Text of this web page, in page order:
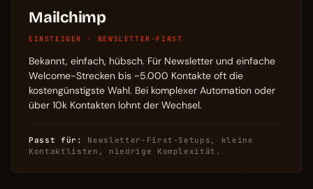
Mailchimp
EINSTEIGER · NEWSLETTER-FIRST
Bekannt, einfach, hübsch. Für Newsletter und einfache
Welcome-Strecken bis ~5.000 Kontakte oft die
kostengünstigste Wahl. Bei komplexer Automation oder
über 10k Kontakten lohnt der Wechsel.
Passt für:
Newsletter-First-Setups, kleine
Kontaktlisten, niedrige Komplexität.